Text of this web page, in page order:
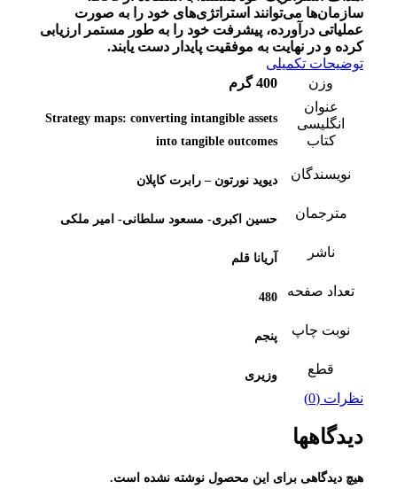
سازمان‌ها می‌توانند استراتژی‌های خود را به صورت
عملیاتی درآورده، پیشرفت خود را به طور مستمر ارزیابی
کرده و در نهایت به موفقیت پایدار دست یابند.
توضیحات تکمیلی
وزن
400 گرم
عنوان
انگلیسی
کتاب
Strategy maps: converting intangible assets
into tangible outcomes
نویسندگان دیوید نورتون – رابرت کاپلان
مترجمان حسین اکبری- مسعود سلطانی- امیر ملکی
ناشر آریانا قلم
تعداد صفحه 480
نوبت چاپ پنجم
قطع وزیری
نظرات (0)
دیدگاهها
هیچ دیدگاهی برای این محصول نوشته نشده است.